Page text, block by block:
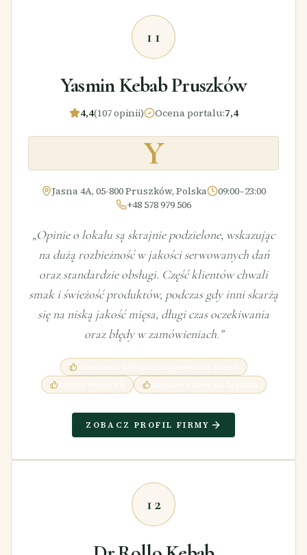
11
Yasmin Kebab Pruszków
4,4(107 opinii) Ocena portalu:7,4
Y
Jasna 4A, 05-800 Pruszków, Polska
09:00–23:00
+48 578 979 506
„Opinie o lokalu są skrajnie podzielone, wskazując
na dużą rozbieżność w jakości serwowanych dań
oraz standardzie obsługi. Część klientów chwali
smak i świeżość produktów, podczas gdy inni skarżą
się na niską jakość mięsa, długi czas oczekiwania
oraz błędy w zamówieniach.”
smaczne i dobrze przyprawione mięso
świeże warzywa
darmowa turecka herbata
ZOBACZ PROFIL FIRMY
12